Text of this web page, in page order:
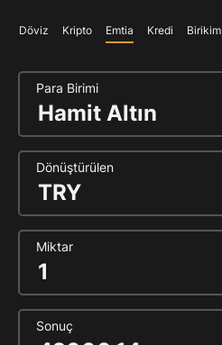
Döviz Kripto Emtia Kredi Birikim
Para Birimi
Dönüştürülen
Miktar
Sonuç